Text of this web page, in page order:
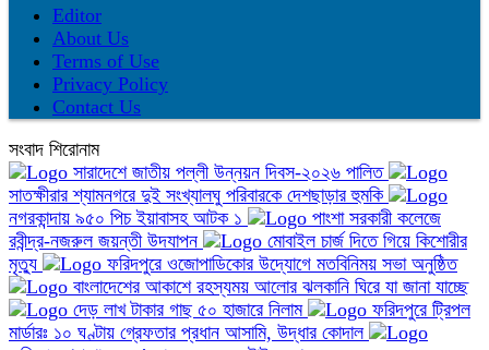
Editor
About Us
Terms of Use
Privacy Policy
Contact Us
সংবাদ শিরোনাম
সারাদেশে জাতীয় পল্লী উন্নয়ন দিবস-২০২৬ পালিত
সাতক্ষীরার শ্যামনগরে দুই সংখ্যালঘু পরিবারকে দেশছাড়ার হুমকি
নগরকান্দায় ৯৫০ পিচ ইয়াবাসহ আটক ১
পাংশা সরকারী কলেজে
রবীন্দ্র-নজরুল জয়ন্তী উদযাপন
মোবাইল চার্জ দিতে গিয়ে কিশোরীর
মৃত্যু
ফরিদপুরে ওজোপাডিকোর উদ্যোগে মতবিনিময় সভা অনুষ্ঠিত
বাংলাদেশের আকাশে রহস্যময় আলোর ঝলকানি ঘিরে যা জানা যাচ্ছে
দেড় লাখ টাকার গাছ ৫০ হাজারে নিলাম
ফরিদপুরে ট্রিপল
মার্ডারঃ ১০ ঘণ্টায় গ্রেফতার প্রধান আসামি, উদ্ধার কোদাল